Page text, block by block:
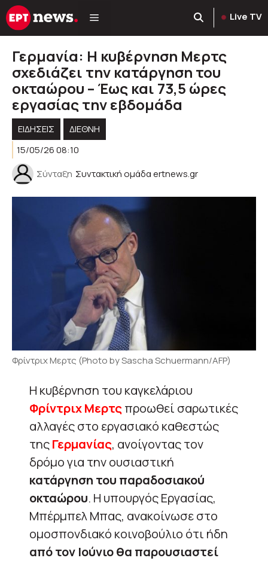
Μετάβαση
σε
Live TV
Γερμανία: Η κυβέρνηση Μερτς
σχεδιάζει την κατάργηση του
οκταώρου – Έως και 73,5 ώρες
εργασίας την εβδομάδα
ΕΙΔΗΣΕΙΣ
ΔΙΕΘΝΗ
15/05/26 08:10
Σύνταξη Συντακτική ομάδα ertnews.gr
Φρίντριχ Μερτς (Photo by Sascha Schuermann/AFP)
Η κυβέρνηση του καγκελάριου
Φρίντριχ Μερτςπροωθεί σαρωτικές
αλλαγές στο εργασιακό καθεστώς
τηςΓερμανίας, ανοίγοντας τον
δρόμο για την ουσιαστική
κατάργηση του παραδοσιακού
οκταώρου. Η υπουργός Εργασίας,
Μπέρμπελ Μπας, ανακοίνωσε στο
ομοσπονδιακό κοινοβούλιο ότι ήδη
από τον Ιούνιο θα παρουσιαστεί